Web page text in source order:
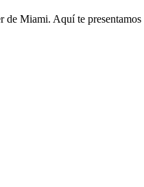
Miami. Aquí te